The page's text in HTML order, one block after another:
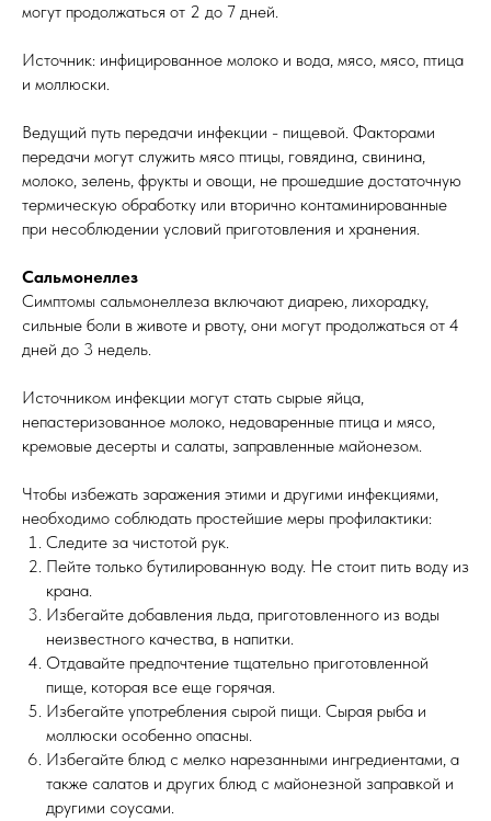
могут продолжаться от 2 до 7 дней.
Источник: инфицированное молоко и вода, мясо, мясо, птица
и моллюски.
Ведущий путь передачи инфекции - пищевой. Факторами
передачи могут служить мясо птицы, говядина, свинина,
молоко, зелень, фрукты и овощи, не прошедшие достаточную
термическую обработку или вторично контаминированные
при несоблюдении условий приготовления и хранения.
Сальмонеллез
Симптомы сальмонеллеза включают диарею, лихорадку,
сильные боли в животе и рвоту, они могут продолжаться от 4
дней до 3 недель.
Источником инфекции могут стать сырые яйца,
непастеризованное молоко, недоваренные птица и мясо,
кремовые десерты и салаты, заправленные майонезом.
Чтобы избежать заражения этими и другими инфекциями,
необходимо соблюдать простейшие меры профилактики:
Следите за чистотой рук.
Пейте только бутилированную воду. Не стоит пить воду из
крана.
Избегайте добавления льда, приготовленного из воды
неизвестного качества, в напитки.
Отдавайте предпочтение тщательно приготовленной
пище, которая все еще горячая.
Избегайте употребления сырой пищи. Сырая рыба и
моллюски особенно опасны.
Избегайте блюд с мелко нарезанными ингредиентами, а
также салатов и других блюд с майонезной заправкой и
другими соусами.